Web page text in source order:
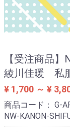
【受注商品
綾川佳暖 私
¥ 1,700 ～ ¥
商品コード： G-
NW-KANON-